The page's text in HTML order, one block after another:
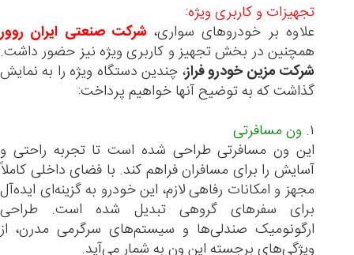
تجهیزات و کاربری ویژه:
علاوه بر خودروهای سواری،شرکت صنعتی ایران روور
همچنین در بخش تجهیز و کاربری ویژه نیز حضور داشت.
شرکت مزین خودرو فراز، چندین دستگاه ویژه را به نمایش
گذاشت که به توضیح آنها خواهیم پرداخت:
ون مسافرتی
این ون مسافرتی طراحی شده است تا تجربه راحتی و
آسایش را برای مسافران فراهم کند. با فضای داخلی کاملاً
مجهز و امکانات رفاهی لازم، این خودرو به گزینه‌ای ایده‌آل
برای سفرهای گروهی تبدیل شده است. طراحی
ارگونومیک صندلی‌ها و سیستم‌های سرگرمی مدرن، از
ویژگی‌های برجسته این ون به شمار می‌آید.